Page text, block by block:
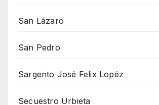
San Lázaro
San Pedro
Sargento José Felix Lopéz
Secuestro Urbieta